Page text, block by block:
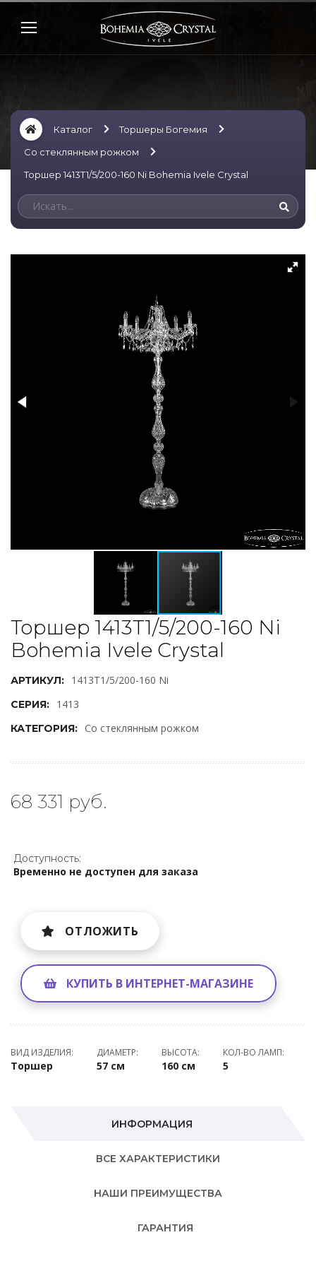
Каталог
Торшеры Богемия
Со стеклянным рожком
Торшер 1413T1/5/200-160 Ni Bohemia Ivele Crystal
Торшер 1413T1/5/200-160 Ni
Bohemia Ivele Crystal
АРТИКУЛ: 1413T1/5/200-160 Ni
СЕРИЯ: 1413
КАТЕГОРИЯ: Со стеклянным рожком
68 331 руб.
Доступность:
Временно не доступен для заказа
ОТЛОЖИТЬ
КУПИТЬ В ИНТЕРНЕТ-МАГАЗИНЕ
ВИД ИЗДЕЛИЯ:
Торшер
ДИАМЕТР:
57 см
ВЫСОТА:
160 см
КОЛ-ВО ЛАМП:
5
ИНФОРМАЦИЯ
ВСЕ ХАРАКТЕРИСТИКИ
НАШИ ПРЕИМУЩЕСТВА
ГАРАНТИЯ